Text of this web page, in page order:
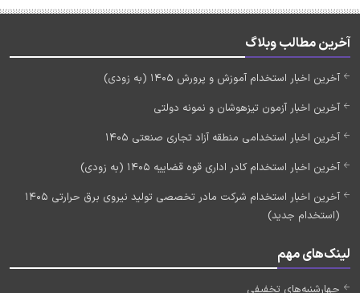
آخرین مطالب وبلاگ
آخرین اخبار استخدام آموزش و پرورش 1405 (به زودی)
آخرین اخبار آزمون تیزهوشان و نمونه دولتی
آخرین اخبار استخدامی منطقه آزاد تجاری صنعتی 1405
آخرین اخبار استخدام کادر اداری قوه قضاییه 1405 (به زودی)
آخرین اخبار استخدام شرکت مادر تخصصی تولید نیروی برق حرارتی 1405
(استخدام جدید)
لینک‌های مهم
چهارشنبه‌های تخفیفی